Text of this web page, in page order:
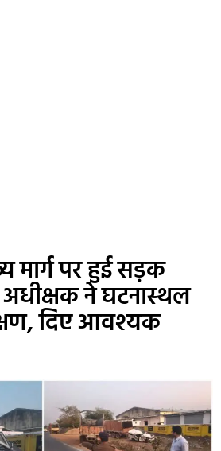
मार्ग पर हुई सड़क
अधीक्षक ने घटनास्थल
दिए आवश्यक